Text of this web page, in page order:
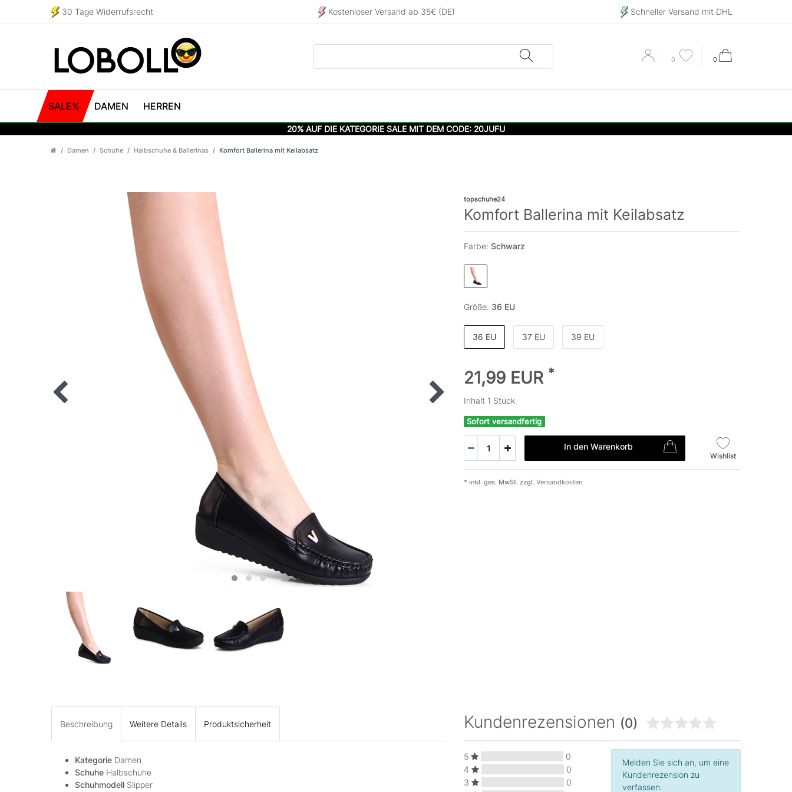
30 Tage Widerrufsrecht Kostenloser Versand ab 35€ (DE) Schneller Versand mit DHL
0 0
SALE% DAMEN HERREN
20% AUF DIE KATEGORIE SALE MIT DEM CODE: 20JUFU
Damen Schuhe Halbschuhe & Ballerinas Komfort Ballerina mit Keilabsatz
topschuhe24
Komfort Ballerina mit Keilabsatz
Farbe: Schwarz
Größe: 36 EU
36 EU 37 EU 39 EU
21,99 EUR *
Inhalt 1 Stück
Sofort versandfertig
In den Warenkorb
Wishlist
* inkl. ges. MwSt. zzgl. Versandkosten
Beschreibung Weitere Details Produktsicherheit
Kategorie Damen
Schuhe Halbschuhe
Schuhmodell Slipper
Kundenrezensionen (0)
5
0
4
0
3
0
Melden Sie sich an, um eine
Kundenrezension zu
verfassen.